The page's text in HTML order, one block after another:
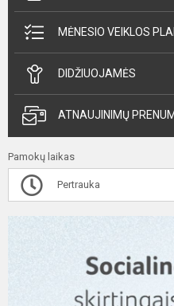
MĖNESIO VEIKLOS
DIDŽIUOJAMĖS
ATNAUJINIMŲ
Pamokų laikas
Pertrauka